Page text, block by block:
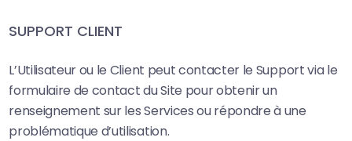
SUPPORT CLIENT
L’Utilisateur ou le Client peut contacter le Support via le
formulaire de contact du Site pour obtenir un
renseignement sur les Services ou répondre à une
problématique d’utilisation‍.